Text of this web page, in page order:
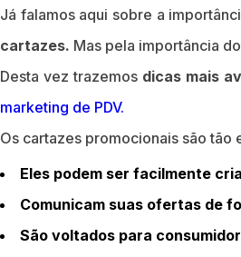
Já falamos aqui sobre a
cartazes. Mas pela importância
Desta vez trazemos dicas mais
marketing de PDV.
Os cartazes promocionais são
Eles podem ser facilmente
Comunicam suas ofertas de
São voltados para